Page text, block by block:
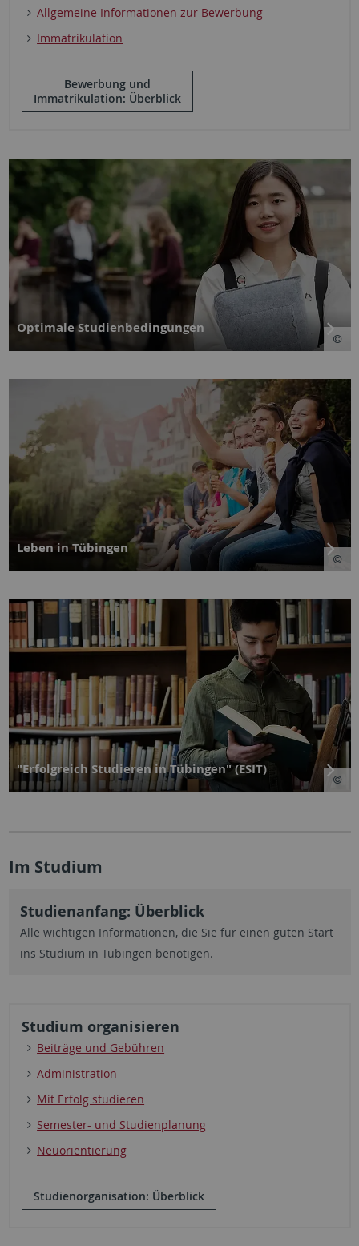
Allgemeine Informationen zur Bewerbung
Immatrikulation
Bewerbung und
Immatrikulation: Überblick
Optimale Studienbedingungen
Leben in Tübingen
"Erfolgreich Studieren in Tübingen" (ESIT)
Im Studium
Studienanfang: Überblick
Alle wichtigen Informationen, die Sie für einen guten Start
ins Studium in Tübingen benötigen.
Studium organisieren
Beiträge und Gebühren
Administration
Mit Erfolg studieren
Semester- und Studienplanung
Neuorientierung
Studienorganisation: Überblick